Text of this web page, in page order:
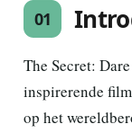
01
The Secret:
inspirerende
op het